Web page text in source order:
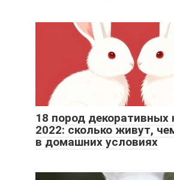
18 пород декоративных
2022: сколько живут,
в домашних условиях